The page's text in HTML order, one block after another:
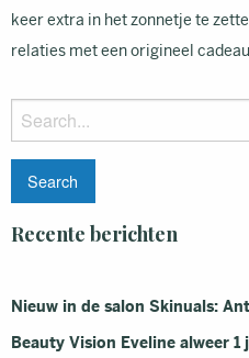
keer extra in het zonnetje te
relaties met een origineel
Search
for:
Recente berichten
Nieuw in de salon Skinuals:
Beauty Vision Eveline alweer 1